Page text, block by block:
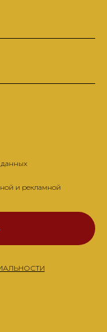
данных
и рекламной